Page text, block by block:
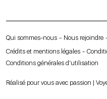
Qui sommes-nous Nous rejoindre
Crédits et mentions légales
Conditions générales d’utilisation
Réalisé pour vous avec passion |